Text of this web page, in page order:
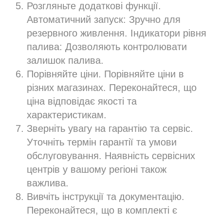
Розгляньте додаткові функції.
Автоматичний запуск: Зручно для
резервного живлення. Індикатори рівня
палива: Дозволяють контролювати
залишок палива.
Порівняйте ціни. Порівняйте ціни в
різних магазинах. Переконайтеся, що
ціна відповідає якості та
характеристикам.
Зверніть увагу на гарантію та сервіс.
Уточніть термін гарантії та умови
обслуговування. Наявність сервісних
центрів у вашому регіоні також
важлива.
Вивчіть інструкції та документацію.
Переконайтеся, що в комплекті є